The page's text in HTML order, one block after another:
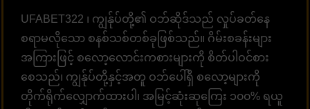
UFABET322 ၊ ကျွန်ုပ်တို့၏ ဝဘ်ဆိုဒ်သည် လှုပ်ခတ်နေ
စရာမလိုသော စနစ်သစ်တစ်ခုဖြစ်သည်။ ဂိမ်းစခန်းများ
အကြားဖြင့် စလော့လောင်းကစားများကို စိတ်ပါဝင်စား
စေသည်၊ ကျွန်ုပ်တို့နှင့်အတူ ဝဘ်ပေါ်ရှိ စလော့များကို
တိုက်ရိုက်လျှောက်ထားပါ၊ အမြင့်ဆုံးဆုကြေး ၁၀၀% ရယူ